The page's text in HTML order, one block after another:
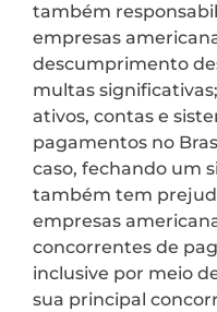
também
empresas
descumprimento
multas
ativos, contas e
pagamentos no
caso, fechando um
também tem
empresas
concorrentes de
inclusive por meio
sua principal